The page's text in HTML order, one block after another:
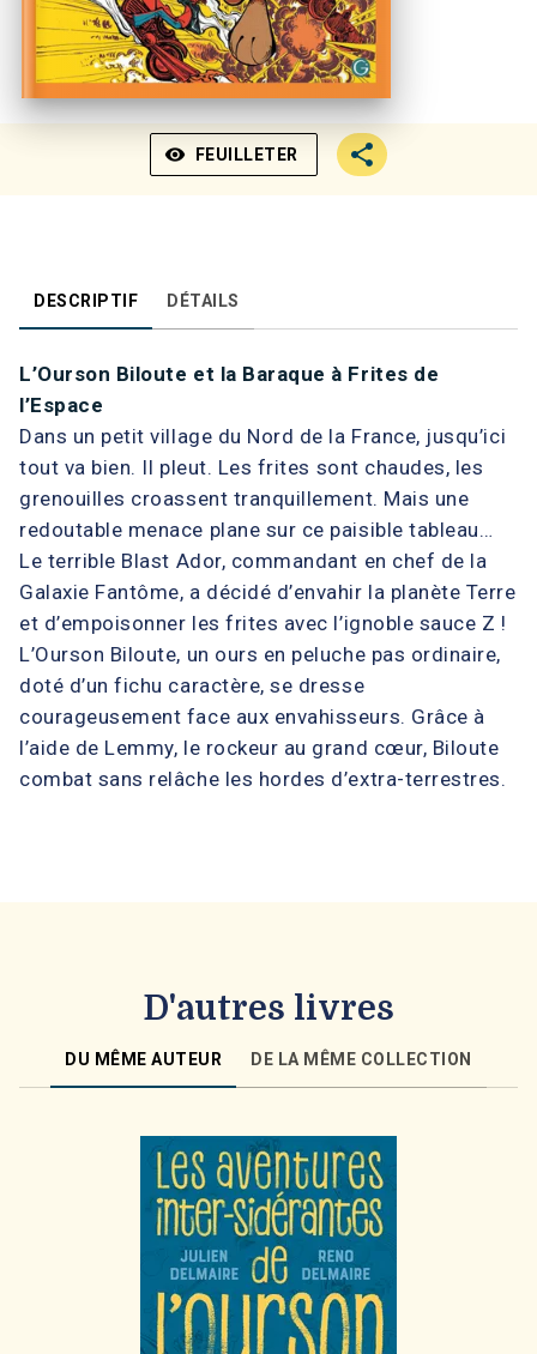
visibility FEUILLETER
DESCRIPTIF DÉTAILS
L’Ourson Biloute et la Baraque à Frites de
l’Espace
Dans un petit village du Nord de la France, jusqu’ici
tout va bien. Il pleut. Les frites sont chaudes, les
grenouilles croassent tranquillement. Mais une
redoutable menace plane sur ce paisible tableau…
Le terrible Blast Ador, commandant en chef de la
Galaxie Fantôme, a décidé d’envahir la planète Terre
et d’empoisonner les frites avec l’ignoble sauce Z !
L’Ourson Biloute, un ours en peluche pas ordinaire,
doté d’un fichu caractère, se dresse
courageusement face aux envahisseurs. Grâce à
l’aide de Lemmy, le rockeur au grand cœur, Biloute
combat sans relâche les hordes d’extra-terrestres.
D'autres livres
DU MÊME AUTEUR DE LA MÊME COLLECTION